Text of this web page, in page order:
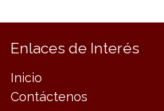
Enlaces de Interés
Inicio
Contáctenos